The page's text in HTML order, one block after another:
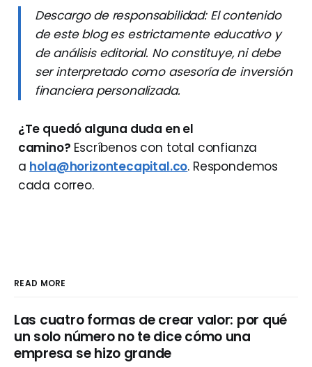
Descargo de responsabilidad: El contenido
de este blog es estrictamente educativo y
de análisis editorial. No constituye, ni debe
ser interpretado como asesoría de inversión
financiera personalizada.
¿Te quedó alguna duda en el
camino? Escríbenos con total confianza
a hola@horizontecapital.co. Respondemos
cada correo.
READ MORE
Las cuatro formas de crear valor: por qué
un solo número no te dice cómo una
empresa se hizo grande